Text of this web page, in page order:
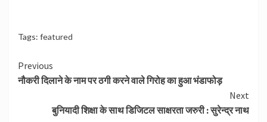
Tags: featured
Continue
Reading
Previous
नौकरी दिलाने के नाम पर ठगी करने वाले गिरोह का हुआ भंडाफोड़
Next
बुनियादी शिक्षा के साथ डिजिटल साक्षरता जरुरी : सुरेन्द्र नाथ